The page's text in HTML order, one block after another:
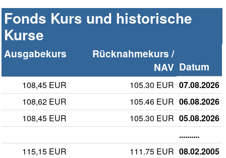
Fonds Kurs und historische
Kurse
Ausgabekurs
Rücknahmekurs /
NAV Datum
108,45 EUR 105.30 EUR 07.08.2026
108,62 EUR
105.46 EUR 06.08.2026
108,45 EUR
105.30 EUR 05.08.2026
..........
115,15 EUR
111.75 EUR 08.02.2005